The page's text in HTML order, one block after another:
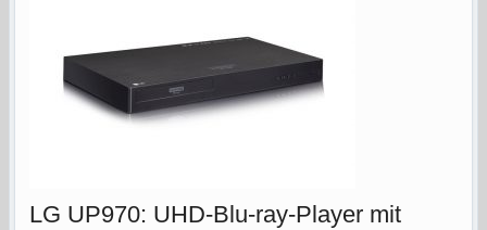
LG UP970: UHD-Blu-ray-Player mit